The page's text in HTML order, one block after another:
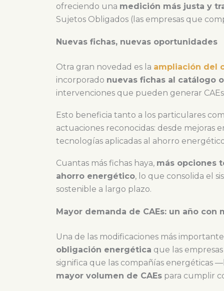
ofreciendo una medición más justa y
Sujetos Obligados (las empresas que
Nuevas fichas, nuevas oportunidades
Otra gran novedad es la ampliación del
incorporado nuevas fichas al catálogo
intervenciones que pueden generar
Esto beneficia tanto a los particulares
actuaciones reconocidas: desde mejoras
tecnologías aplicadas al ahorro
Cuantas más fichas haya, más opciones
ahorro energético, lo que consolida el
sostenible a largo plazo.
Mayor demanda de CAEs: un año con
Una de las modificaciones más
obligación energética que las
significa que las compañías energéticas
mayor volumen de CAEs para cumplir